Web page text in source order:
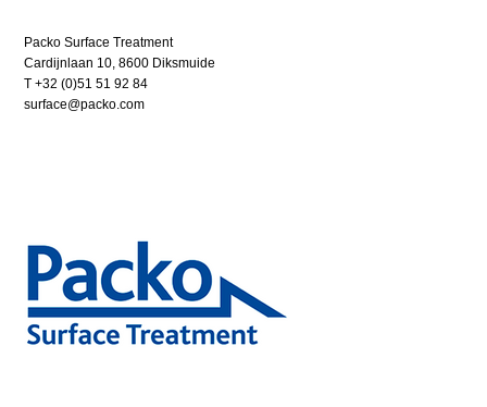
Packo Surface Treatment
Cardijnlaan 10, 8600 Diksmuide
T +32 (0)51 51 92 84
surface@packo.com